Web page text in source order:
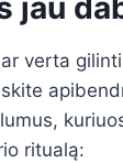
jau
verta
ritualą: